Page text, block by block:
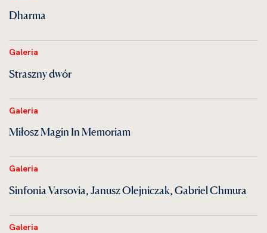
Dharma
Galeria
Straszny dwór
Galeria
Miłosz Magin In Memoriam
Galeria
Sinfonia Varsovia, Janusz Olejniczak, Gabriel Chmura
Galeria